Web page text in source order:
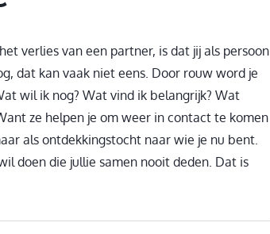
verlies van een partner, is dat jij als persoon
dat kan vaak niet eens. Door rouw word je
wil ik nog? Wat vind ik belangrijk? Wat
ze helpen je om weer in contact te komen
als ontdekkingstocht naar wie je nu bent.
doen die jullie samen nooit deden. Dat is